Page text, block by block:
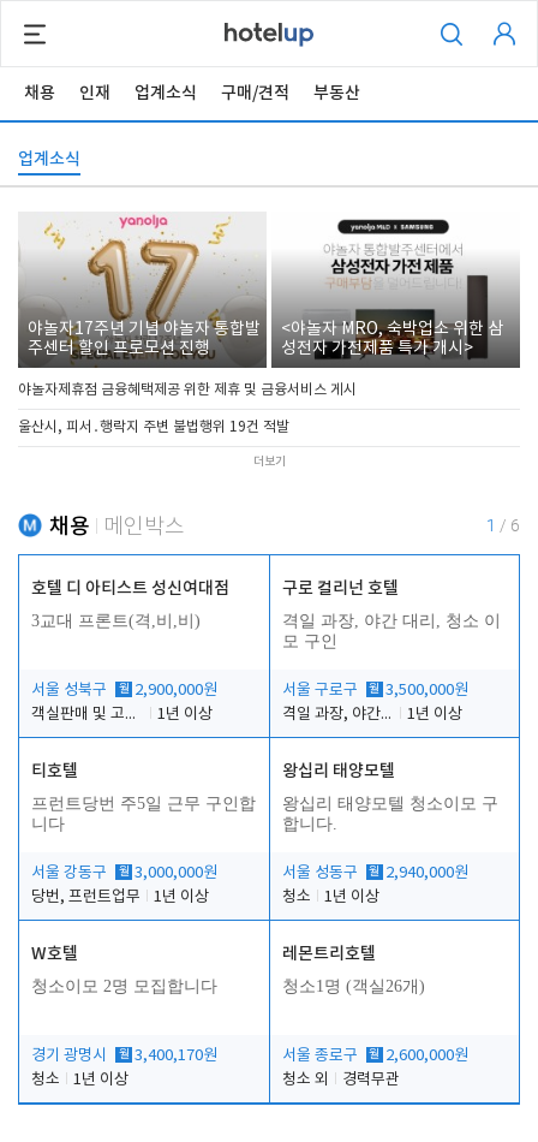
채용 인재 업계소식 구매/견적 부동산
업계소식
야놀자17주년 기념 야놀자 통합발
주센터 할인 프로모션 진행
<야놀자 MRO, 숙박업소 위한 삼
성전자 가전제품 특가 개시>
야놀자제휴점 금융혜택제공 위한 제휴 및 금융서비스 게시
울산시, 피서․행락지 주변 불법행위 19건 적발
더보기
채용 메인박스 1 / 6
호텔 디 아티스트 성신여대점
3교대 프론트(격,비,비)
서울 성북구 월 2,900,000원
객실판매 및 고객응대
1년 이상
구로 컬리넌 호텔
격일 과장, 야간 대리, 청소 이
모 구인
서울 구로구 월 3,500,000원
격일 과장, 야간 대리, 청소 이모
1년 이상
티호텔
프런트당번 주5일 근무 구인합
니다
서울 강동구 월 3,000,000원
당번, 프런트업무
1년 이상
왕십리 태양모텔
왕십리 태양모텔 청소이모 구
합니다.
서울 성동구 월 2,940,000원
청소
1년 이상
W호텔
청소이모 2명 모집합니다
경기 광명시 월 3,400,170원
청소
1년 이상
레몬트리호텔
청소1명 (객실26개)
서울 종로구 월 2,600,000원
청소 외
경력무관